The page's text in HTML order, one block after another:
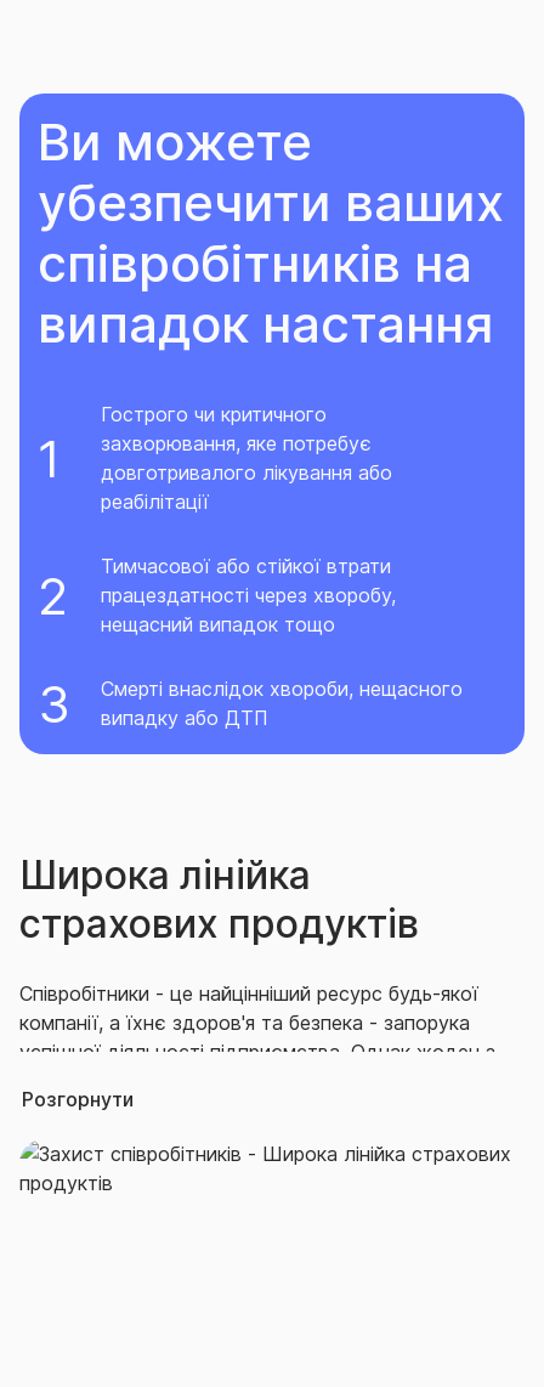
Ви можете
убезпечити ваших
співробітників на
випадок настання
Гострого чи критичного
захворювання, яке потребує
довготривалого лікування або
реабілітації
Тимчасової або стійкої втрати
працездатності через хворобу,
нещасний випадок тощо
Смерті внаслідок хвороби, нещасного
випадку або ДТП
Широка лінійка
страхових продуктів
Співробітники - це найцінніший ресурс будь-якої
компанії, а їхнє здоров'я та безпека - запорука
успішної діяльності підприємства. Однак жоден з
працездатності або смерті. Такі неприємні ситуації
можуть призвести до серйозних фінансових та
моральних наслідків як для самого співробітника,
так і для його родини, колег, керівників та бізнесу в
Розгорнути